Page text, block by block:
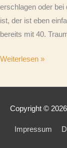
erschlagen oder bei
ist, der ist eben
bereits mit 40.
Weiterlesen »
Copyright © 2026
Impressum